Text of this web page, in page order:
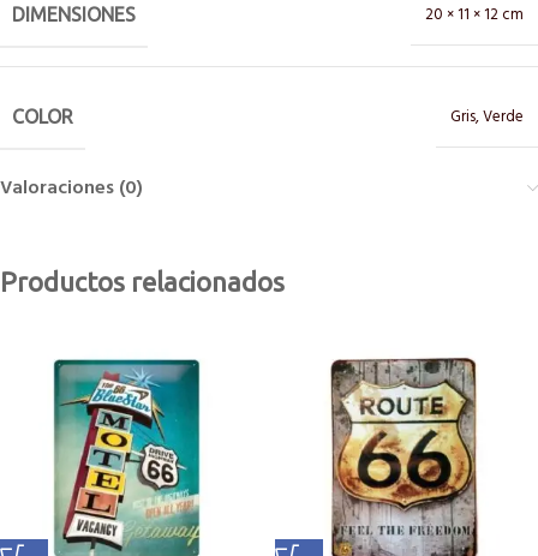
DIMENSIONES 20 × 11 × 12 cm
COLOR Gris,Verde
Valoraciones (0)
Productos relacionados